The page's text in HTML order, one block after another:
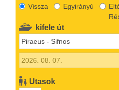
Vissza Egyirányú
kifele út
Utasok